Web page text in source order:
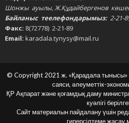
Шонжы ауылы, Ж.Құдайбергенов
Байланыс теелефондарымыз: 2-21-
Факс: 8(72778) 2-21-89
Email: karadala.tynysy@mail.ru
© Copyright 2021 ж. «Қарадала тынысы»
саяси, әлеуметтік-
ҚР Ақпарат және қоғамдық даму
куәлігі
Сайт материалын пайдалану үшін
гиперсілтеме жасау